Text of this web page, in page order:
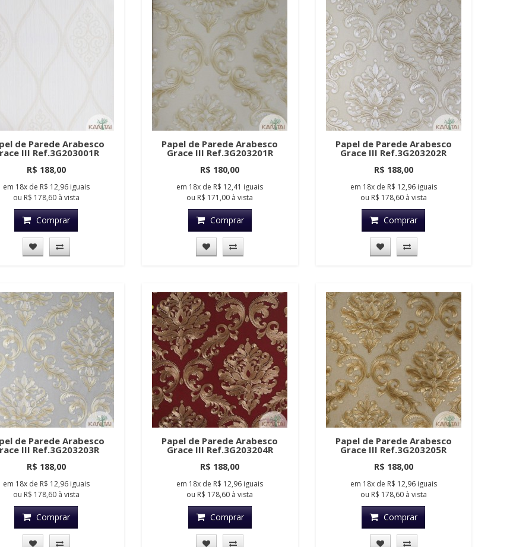
de Parede Arabesco
III Ref.3G203001R
R$ 188,00
em 18xde R$ 12,96 iguais
ou R$ 178,60à vista
Comprar
Papel de Parede Arabesco
Grace III Ref.3G203201R
R$ 180,00
em 18x de R$ 12,41 iguais
ou R$ 171,00 à vista
Comprar
Papel de Parede Arabesco
Grace III Ref.3G203202R
R$ 188,00
em 18xde R$ 12,96 iguais
ou R$ 178,60à vista
Comprar
de Parede Arabesco
III Ref.3G203203R
R$ 188,00
em 18xde R$ 12,96 iguais
ou R$ 178,60à vista
Comprar
Papel de Parede Arabesco
Grace III Ref.3G203204R
R$ 188,00
em 18x de R$ 12,96 iguais
ou R$ 178,60 à vista
Comprar
Papel de Parede Arabesco
Grace III Ref.3G203205R
R$ 188,00
em 18xde R$ 12,96 iguais
ou R$ 178,60à vista
Comprar